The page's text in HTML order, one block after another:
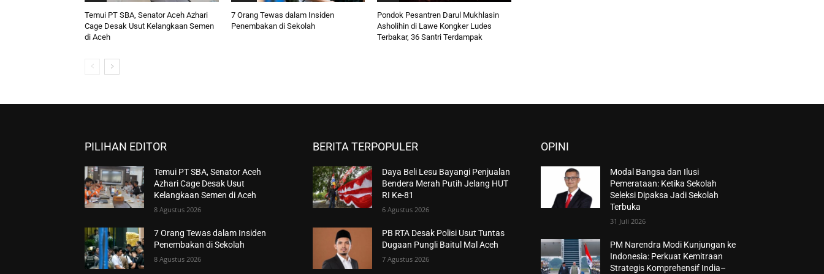
Temui PT SBA, Senator Aceh Azhari
Cage Desak Usut Kelangkaan Semen
di Aceh
7 Orang Tewas dalam Insiden
Penembakan di Sekolah
Pondok Pesantren Darul Mukhlasin
Asholihin di Lawe Kongker Ludes
Terbakar, 36 Santri Terdampak
PILIHAN EDITOR
Temui PT SBA, Senator Aceh
Azhari Cage Desak Usut
Kelangkaan Semen di Aceh
8 Agustus 2026
7 Orang Tewas dalam Insiden
Penembakan di Sekolah
8 Agustus 2026
BERITA TERPOPULER
Daya Beli Lesu Bayangi Penjualan
Bendera Merah Putih Jelang HUT
RI Ke-81
6 Agustus 2026
PB RTA Desak Polisi Usut Tuntas
Dugaan Pungli Baitul Mal Aceh
7 Agustus 2026
OPINI
Modal Bangsa dan Ilusi
Pemerataan: Ketika Sekolah
Seleksi Dipaksa Jadi Sekolah
Terbuka
31 Juli 2026
PM Narendra Modi Kunjungan ke
Indonesia: Perkuat Kemitraan
Strategis Komprehensif India–